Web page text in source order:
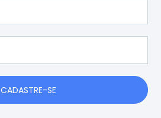
CADASTRE-SE